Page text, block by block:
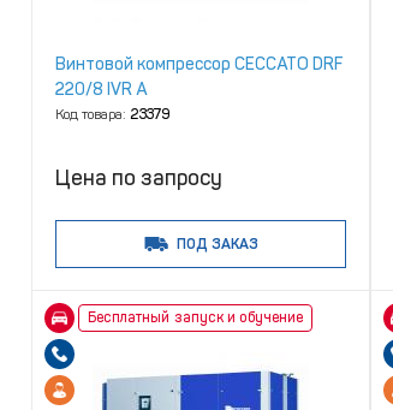
Винтовой компрессор CECCATO DRF
220/8 IVR A
Код товара: 23379
Цена по запросу
ПОД ЗАКАЗ
Бесплатный запуск и обучение